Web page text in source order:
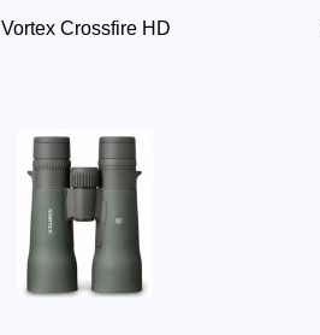
Vortex Crossfire HD